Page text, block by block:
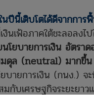
นปีนี้เติบโตได้ดีจากการ
นเฟ้อภาคใต้ชะลอลงไ
โยบายการเงิน อัตรา
มดุล (neutral) มากขึ้น
บายการเงิน (กนง.) จ
มกับเศรษฐกิจระยะยา